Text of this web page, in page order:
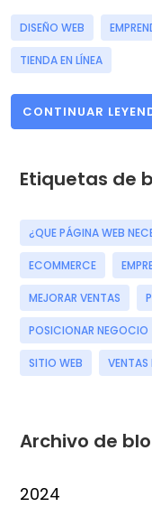
DISEÑO WEB
TIENDA EN LÍNEA
CONTINUAR
Etiquetas de
¿QUE PÁGINA WEB
ECOMMERCE
MEJORAR VENTAS
POSICIONAR NEGOCIO
SITIO WEB VENTAS
Archivo de
2024